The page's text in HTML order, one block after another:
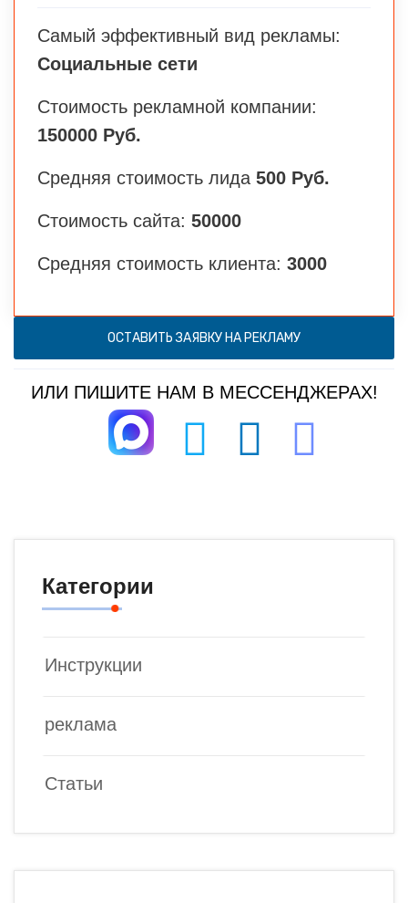
Самый эффективный вид рекламы:
Социальные сети
Стоимость рекламной компании:
150000 Руб.
Средняя стоимость лида 500 Руб.
Стоимость сайта: 50000
Средняя стоимость клиента: 3000
ОСТАВИТЬ ЗАЯВКУ НА РЕКЛАМУ
ИЛИ ПИШИТЕ НАМ В МЕССЕНДЖЕРАХ!
Категории
Инструкции
реклама
Статьи